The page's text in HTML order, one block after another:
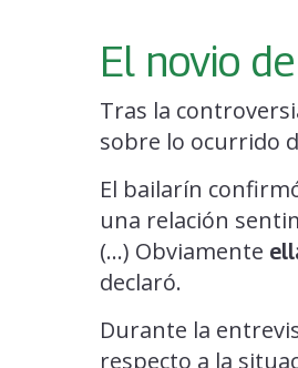
El novio
Tras la
sobre lo ocurrido
El bailarín
una relación
(…) Obviamente
declaró.
Durante la
respecto a la